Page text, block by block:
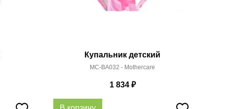
Купальник детский
MC-BA032 - Mothercare
1 834₽